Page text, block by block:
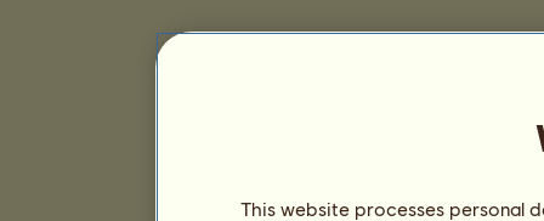
This website processes personal